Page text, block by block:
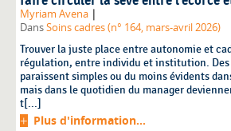
Myriam Avena |
DansSoins cadres (n° 164, mars-avril 2026)
Trouver la juste place entre autonomie et
régulation, entre individu et institution.
paraissent simples ou du moins évidents
mais dans le quotidien du manager
t[...]
Plus d'information...